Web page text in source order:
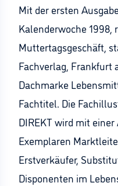
Mit der ersten
Kalenderwoche
Muttertagsgeschäft,
Fachverlag, Frankfurt
Dachmarke
Fachtitel. Die
DIREKT wird mit
Exemplaren
Erstverkäufer,
Disponenten im